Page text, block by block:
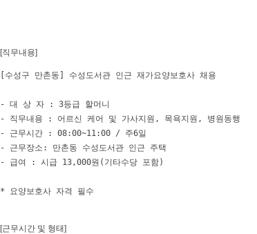
[직무내용]
[수성구 만촌동] 수성도서관 인근 재가요양보호사 채용
- 대 상 자 : 3등급 할머니
- 직무내용 : 어르신 케어 및 가사지원, 목욕지원, 병원동행
- 근무시간 : 08:00~11:00 / 주6일
- 근무장소: 만촌동 수성도서관 인근 주택
- 급여 : 시급 13,000원(기타수당 포함)
* 요양보호사 자격 필수
[근무시간 및 형태]